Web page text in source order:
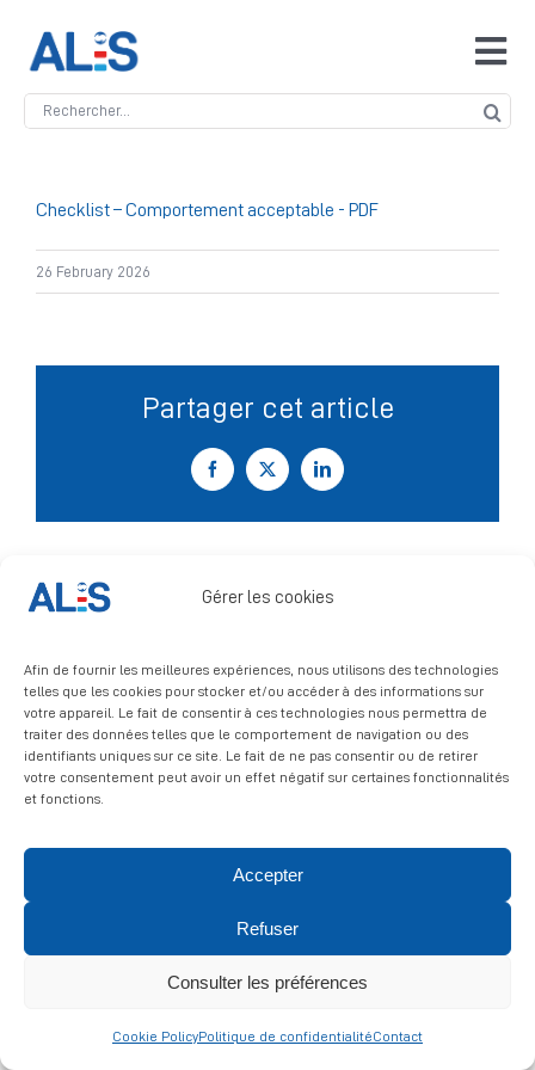
Gérer les cookies
Afin de fournir les meilleures expériences, nous utilisons des technologies
telles que les cookies pour stocker et/ou accéder à des informations sur
votre appareil. Le fait de consentir à ces technologies nous permettra de
traiter des données telles que le comportement de navigation ou des
identifiants uniques sur ce site. Le fait de ne pas consentir ou de retirer
votre consentement peut avoir un effet négatif sur certaines fonctionnalités
et fonctions.
Accepter
Refuser
Consulter les préférences
Cookie PolicyPolitique de confidentialitéContact
content
Search
Accueil
ALIS
Antidopage
Signalement
Checklist – Comportement acceptable - PDF
26 February 2026
Partager cet article
Facebook
X LinkedIn
© 2026 ALIS | All rights reserved
légales